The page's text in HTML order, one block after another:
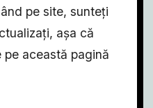
pe site, sunteți
așa că
această pagină